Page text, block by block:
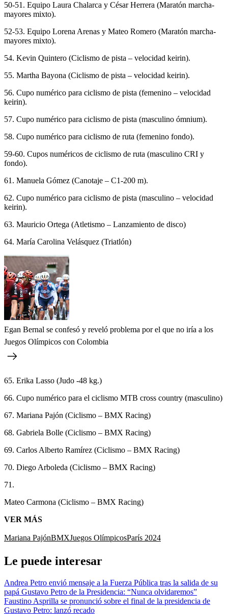
50-51. Equipo Laura Chalarca y César Herrera (Maratón marcha-
mayores mixto).
52-53. Equipo Lorena Arenas y Mateo Romero (Maratón marcha-
mayores mixto).
54. Kevin Quintero (Ciclismo de pista – velocidad keirin).
55. Martha Bayona (Ciclismo de pista – velocidad keirin).
56. Cupo numérico para ciclismo de pista (femenino – velocidad
keirin).
57. Cupo numérico para ciclismo de pista (masculino ómnium).
58. Cupo numérico para ciclismo de ruta (femenino fondo).
59-60. Cupos numéricos de ciclismo de ruta (masculino CRI y
fondo).
61. Manuela Gómez (Canotaje – C1-200 m).
62. Cupo numérico para ciclismo de pista (masculino – velocidad
keirin).
63. Mauricio Ortega (Atletismo – Lanzamiento de disco)
64. María Carolina Velásquez (Triatlón)
Egan Bernal se confesó y reveló problema por el que no iría a los
Juegos Olímpicos con Colombia
65. Erika Lasso (Judo -48 kg.)
66. Cupo numérico para el ciclismo MTB cross country (masculino)
67. Mariana Pajón (Ciclismo – BMX Racing)
68. Gabriela Bolle (Ciclismo – BMX Racing)
69. Carlos Alberto Ramírez (Ciclismo – BMX Racing)
70. Diego Arboleda (Ciclismo – BMX Racing)
71.
Mateo Carmona (Ciclismo – BMX Racing)
VER MÁS
Mariana PajónBMXJuegos OlímpicosParís 2024
Le puede interesar
Andrea Petro envió mensaje a la Fuerza Pública tras la salida de su
papá Gustavo Petro de la Presidencia: “Nunca olvidaremos”
Faustino Asprilla se pronunció sobre el final de la presidencia de
Gustavo Petro: lanzó recado